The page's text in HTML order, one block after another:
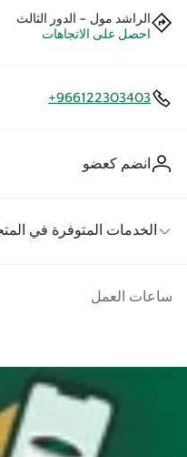
الراشد مول - الدور الثالث
احصل على الاتجاهات
+966122303403
انضم كعضو
الخدمات المتوفرة في
ساعات العمل